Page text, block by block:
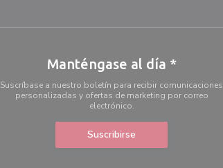
Manténgase al día *
Suscríbase a nuestro boletín para recibir comunicaciones
personalizadas y ofertas de marketing por correo
electrónico.
Suscribirse